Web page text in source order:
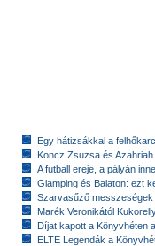
Egy hátizsákkal a
Koncz Zsuzsa és
A futball ereje, a pályán
Glamping és Balaton: ezt
Szarvasűző messzeségek
Marék Veronikától
Díjat kapott a Könyvhéten
ELTE Legendák a